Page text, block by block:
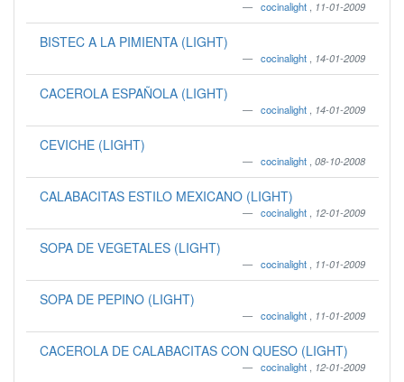
cocinalight 11-01-2009
BISTEC A LA PIMIENTA (LIGHT)
cocinalight 14-01-2009
CACEROLA ESPAÑOLA (LIGHT)
cocinalight 14-01-2009
CEVICHE (LIGHT)
cocinalight 08-10-2008
CALABACITAS ESTILO MEXICANO (LIGHT)
cocinalight 12-01-2009
SOPA DE VEGETALES (LIGHT)
cocinalight 11-01-2009
SOPA DE PEPINO (LIGHT)
cocinalight 11-01-2009
CACEROLA DE CALABACITAS CON QUESO (LIGHT)
cocinalight 12-01-2009